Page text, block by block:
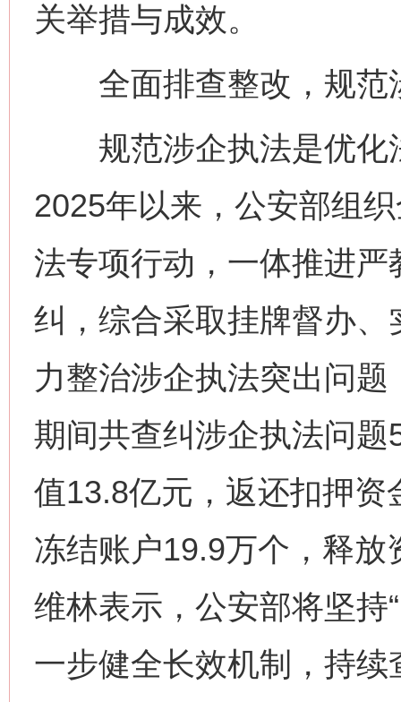
关举措与成效。
全面排查整改，规范
规范涉企执法是优化
2025年以来，公安部组
法专项行动，一体推进
纠，综合采取挂牌督办
力整治涉企执法突出问
期间共查纠涉企执法问
值13.8亿元，返还扣押
冻结账户19.9万个，释
维林表示，公安部将坚持
一步健全长效机制，持